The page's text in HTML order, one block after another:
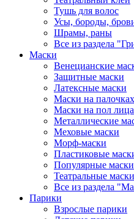
Тушь для волос
Усы, бороды,
Шрамы, раны
Все из раздела
Маски
Венецианские
Защитные маски
Латексные маски
Маски на палочках
Маски на пол лица
Металлические
Меховые маски
Морф-маски
Пластиковые
Популярные маски
Театральные маски
Все из раздела
Парики
Взрослые парики